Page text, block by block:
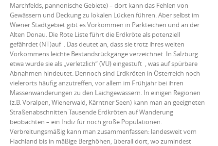
Marchfelds, pannonische Gebiete) – dort kann das Fehlen von
Gewässern und Deckung zu lokalen Lücken führen. Aber selbst im
Wiener Stadtgebiet gibt es Vorkommen in Parkteichen und an der
Alten Donau. Die Rote Liste führt die Erdkröte als potenziell
gefährdet (NT)auf . Das deutet an, dass sie trotz ihres weiten
Vorkommens leichte Bestandsrückgänge verzeichnet. In Salzburg
etwa wurde sie als „verletzlich“ (VU) eingestuft , was auf spürbare
Abnahmen hindeutet. Dennoch sind Erdkröten in Österreich noch
vielerorts häufig anzutreffen, vor allem im Frühjahr bei ihren
Massenwanderungen zu den Laichgewässern. In einigen Regionen
(z.B. Voralpen, Wienerwald, Kärntner Seen) kann man an geeigneten
Straßenabschnitten Tausende Erdkröten auf Wanderung
beobachten – ein Indiz für noch große Populationen.
Verbreitungsmäßig kann man zusammenfassen: landesweit vom
Flachland bis in mäßige Berghöhen, überall dort, wo zumindest